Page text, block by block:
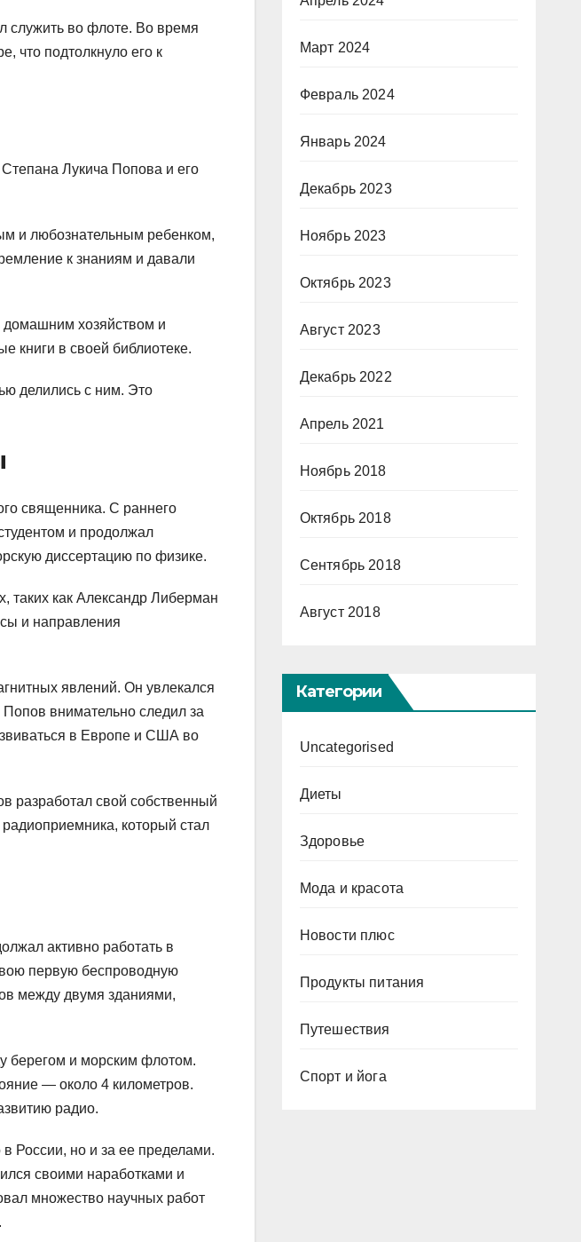
служить во флоте. Во время
что подтолкнуло его к
Лукича Попова и его
и любознательным ребенком,
к знаниям и давали
домашним хозяйством и
книги в своей библиотеке.
делились с ним. Это
священника. С раннего
и продолжал
диссертацию по физике.
таких как Александр Либерман
и направления
явлений. Он увлекался
внимательно следил за
в Европе и США во
разработал свой собственный
который стал
активно работать в
первую беспроводную
между двумя зданиями,
берегом и морским флотом.
— около 4 километров.
радио.
России, но и за ее пределами.
своими наработками и
множество научных работ
Март 2024
Февраль 2024
Январь 2024
Декабрь 2023
Ноябрь 2023
Октябрь 2023
Август 2023
Декабрь 2022
Апрель 2021
Ноябрь 2018
Октябрь 2018
Сентябрь 2018
Август 2018
Категории
Uncategorised
Диеты
Здоровье
Мода и красота
Новости плюс
Продукты питания
Путешествия
Спорт и йога